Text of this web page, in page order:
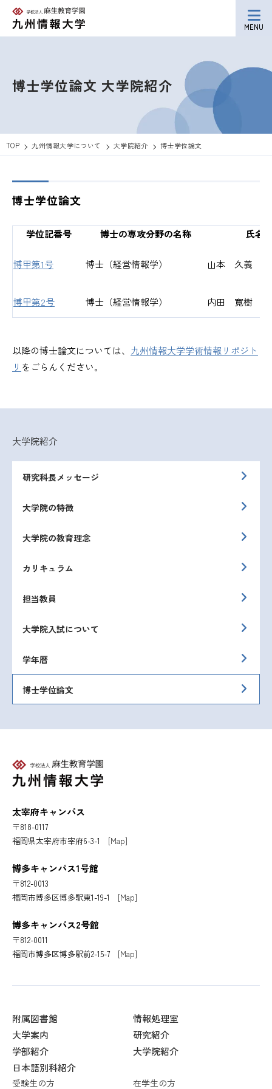
MENU
博士学位論文 大学院紹介
TOP 九州情報大学について 大学院紹介 博士学位論文
博士学位論文
学位記番号 博士の専攻分野の名称 氏名
博甲第1号 博士（経営情報学） 山本 久義
博甲第2号 博士（経営情報学） 内田 寛樹
以降の博士論文については、 九州情報大学学術情報リポジト
リ をごらんください。
大学院紹介
研究科長メッセージ
大学院の特徴
大学院の教育理念
カリキュラム
担当教員
大学院入試について
学年暦
博士学位論文
太宰府キャンパス
〒818-0117
福岡県太宰府市宰府6-3-1 [Map]
博多キャンパス1号館
〒812-0013
福岡市博多区博多駅東1-19-1 [Map]
博多キャンパス2号館
〒812-0011
福岡市博多区博多駅前2-15-7 [Map]
附属図書館
情報処理室
大学案内
研究紹介
学部紹介
大学院紹介
日本語別科紹介
受験生の方 在学生の方